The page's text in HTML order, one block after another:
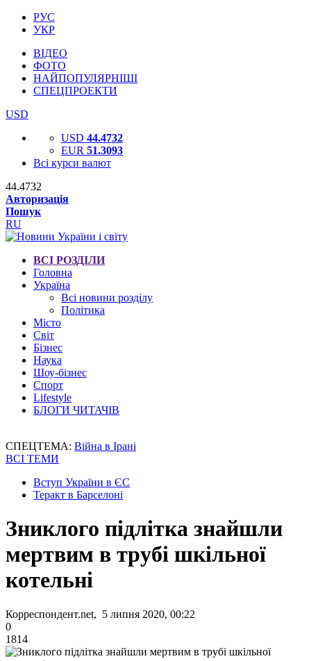
РУС
УКР
ВІДЕО
ФОТО
НАЙПОПУЛЯРНІШІ
СПЕЦПРОЕКТИ
USD
USD 44.4732
EUR 51.3093
Всі курси валют
44.4732
Авторизація
Пошук
RU
ВСІ РОЗДІЛИ
Головна
Україна
Всі новини розділу
Політика
Місто
Світ
Бізнес
Наука
Шоу-бізнес
Спорт
Lifestyle
БЛОГИ ЧИТАЧІВ
СПЕЦТЕМА: Війна в Ірані
ВСІ ТЕМИ
Вступ України в ЄС
Теракт в Барселоні
Зниклого підлітка знайшли
мертвим в трубі шкільної
котельні
Корреспондент.net, 5 липня 2020, 00:22
0
1814